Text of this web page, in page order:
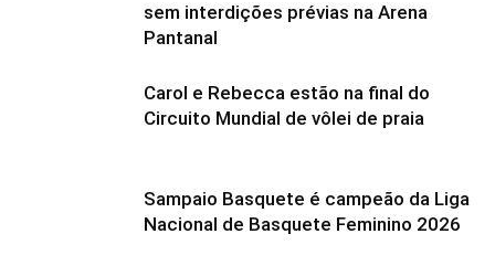
sem interdições prévias na Arena
Pantanal
Carol e Rebecca estão na final do
Circuito Mundial de vôlei de praia
Sampaio Basquete é campeão da Liga
Nacional de Basquete Feminino 2026